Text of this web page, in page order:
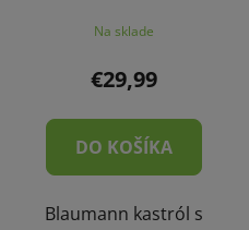
Na sklade
€29,99
DO KOŠÍKA
Blaumann kastról s